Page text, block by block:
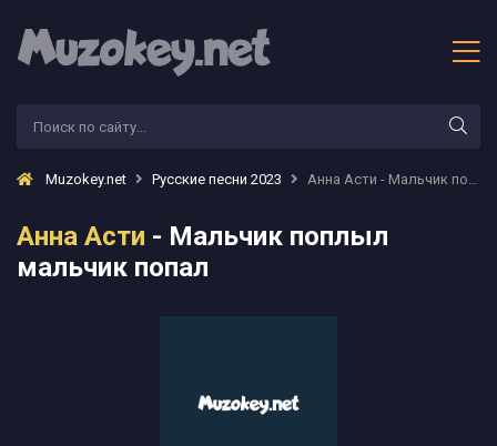
Muzokey.net Русские песни 2023 Анна Асти - Мальчик поплыл мальчик попал
Анна Асти - Мальчик поплыл
мальчик попал